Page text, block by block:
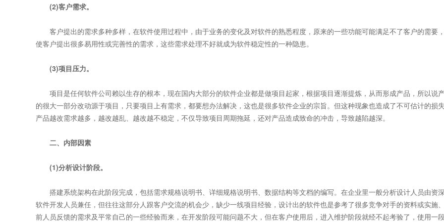
(2)客户需求。
客户提出的需求多种多样，在软件使用过程中，由于业务的变化及对软件的熟悉程度，原来的一些功能可能满足不了客户的需要
使客户提出很多易用性或完善性的需求，这些需求处理不好就成为软件稳定性的一种隐患。
(3)项目压力。
项目是任何软件公司赖以生存的根本，现在国内大部分的软件企业都是做项目起家，根据项目逐渐提炼，从而形成产品，所以说
的很大一部分改动源于项目，只要项目上有需求，都要想办法解决，这也是很多软件企业的宗旨。但这种现象也造成了不可估计的损失
产品越改需求越多，越改越乱、越改越不稳定，不仅导致项目周期拖延，还对产品造成致命的冲击，导致越陷越深。
二、内部因素
(1)分析设计阶段。
搭建系统架构在此阶段完成，包括需求规格说明书、详细规格说明书、数据结构等文档的编写。在企业里一般分析设计人员由资
软件开发人员兼任，但往往这部分人跟客户交流的机会少，缺少一线项目经验，设计出的软件也是参考了很多竞争对手的资料或实施
前人员反馈的需求及平常自己的一些经验而来，在开发阶段可能问题不大，但在客户使用后，进入维护阶段就经不起考验了，使用一